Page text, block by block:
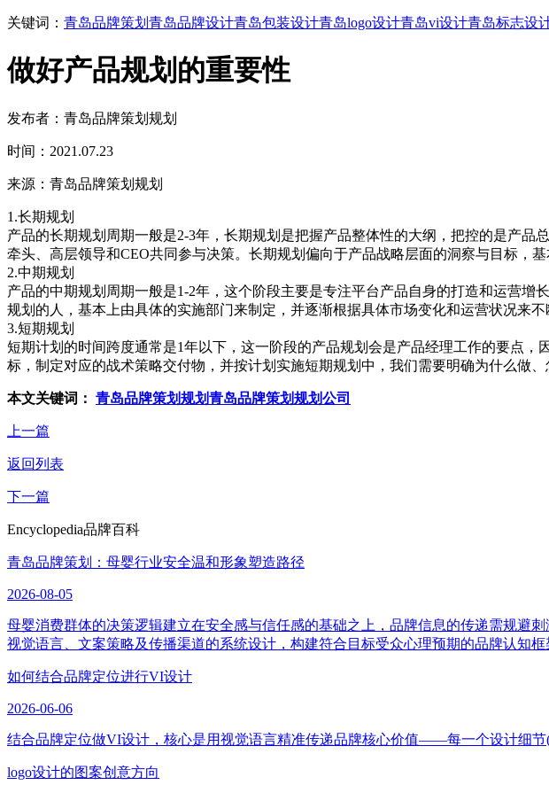
关键词： 青岛品牌策划 青岛品牌设计青岛包装设计青岛logo设计青岛vi设计青岛标志设
做好产品规划的重要性
发布者：青岛品牌策划规划
时间：2021.07.23
来源：青岛品牌策划规划
1.长期规划
产品的长期规划周期一般是2-3年，长期规划是把握产品整体性的大纲，把控的是产
牵头、高层领导和CEO共同参与决策。长期规划偏向于产品战略层面的洞察与目标，
2.中期规划
产品的中期规划周期一般是1-2年，这个阶段主要是专注平台产品自身的打造和运营
规划的人，基本上由具体的实施部门来制定，并逐渐根据具体市场变化和运营状况来不
3.短期规划
短期计划的时间跨度通常是1年以下，这一阶段的产品规划会是产品经理工作的要点
标，制定对应的战术策略交付物，并按计划实施短期规划中，我们需要明确为什么做、
本文关键词： 青岛品牌策划规划青岛品牌策划规划公司
上一篇
返回列表
下一篇
Encyclopedia品牌百科
青岛品牌策划：母婴行业安全温和形象塑造路径
2026-08-05
母婴消费群体的决策逻辑建立在安全感与信任感的基础之上，品牌信息的传递需规避
视觉语言、文案策略及传播渠道的系统设计，构建符合目标受众心理预期的品牌认知框
如何结合品牌定位进行VI设计
2026-06-06
结合品牌定位做VI设计，核心是用视觉语言精准传递品牌核心价值——每一个设计细
logo设计的图案创意方向